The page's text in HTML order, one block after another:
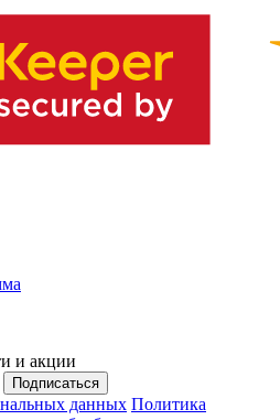
и акции
Подписаться
данных Политика